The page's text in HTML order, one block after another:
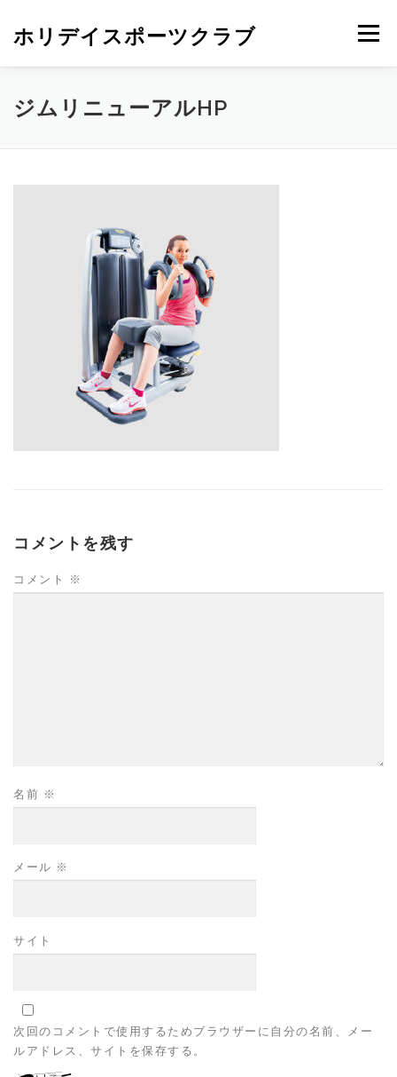
ホリデイスポーツクラブ メニュー
ジムリニューアルHP
コメントを残す
コメント ※
名前 ※
メール ※
サイト
次回のコメントで使用するためブラウザーに自分の名前、メー
ルアドレス、サイトを保存する。